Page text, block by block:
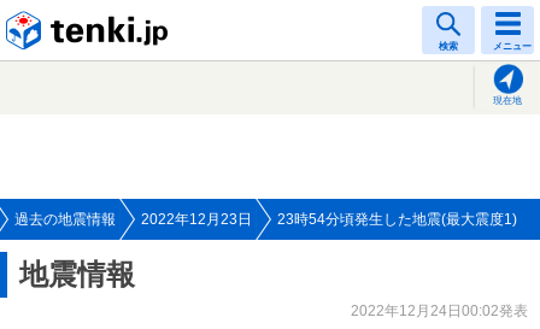
検索 メニュー
現在地
過去の地震情報 2022年12月23日 23時54分頃発生した地震(最大震度1)
地震情報
2022年12月24日00:02発表